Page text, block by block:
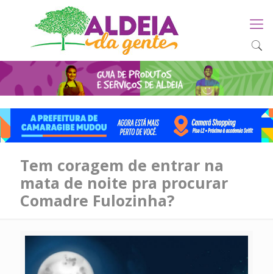
Tem coragem de entrar na
mata de noite pra procurar
Comadre Fulozinha?